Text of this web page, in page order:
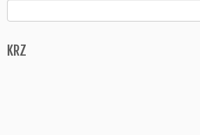
索:
KRZ